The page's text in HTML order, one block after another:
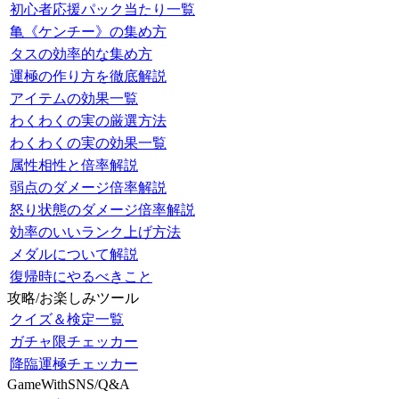
初心者応援パック当たり一覧
亀《ケンチー》の集め方
タスの効率的な集め方
運極の作り方を徹底解説
アイテムの効果一覧
わくわくの実の厳選方法
わくわくの実の効果一覧
属性相性と倍率解説
弱点のダメージ倍率解説
怒り状態のダメージ倍率解説
効率のいいランク上げ方法
メダルについて解説
復帰時にやるべきこと
攻略/お楽しみツール
クイズ＆検定一覧
ガチャ限チェッカー
降臨運極チェッカー
GameWithSNS/Q&A